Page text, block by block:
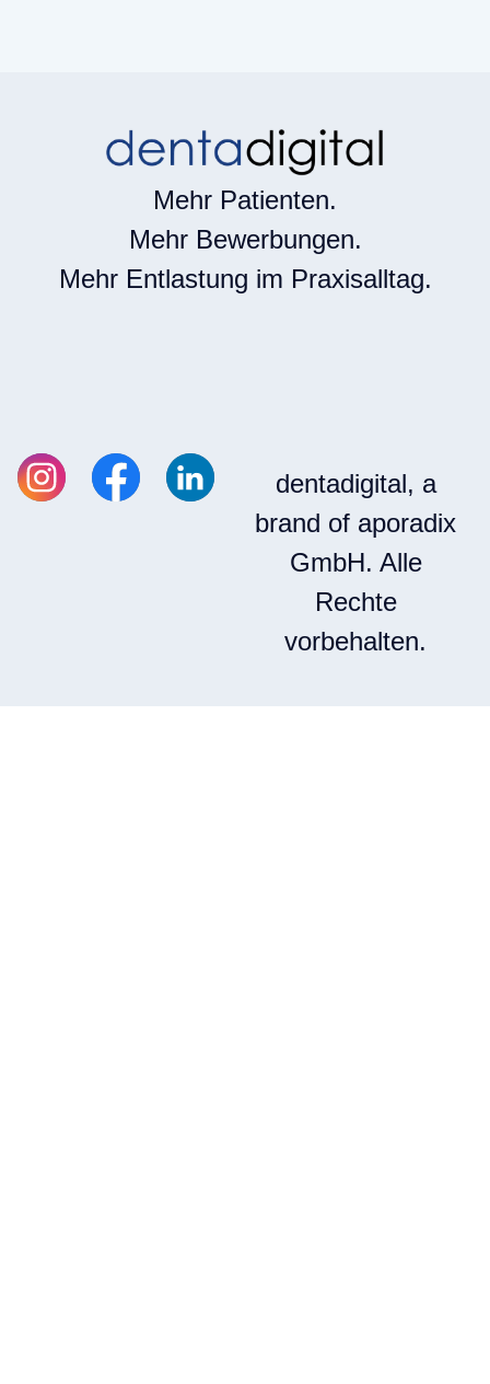
Mehr Patienten.
Mehr Bewerbungen.
Mehr Entlastung im Praxisalltag.
dentadigital, a
brand of aporadix
GmbH. Alle
Rechte
vorbehalten.